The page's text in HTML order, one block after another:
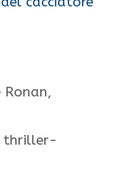
Ronan,
thriller-